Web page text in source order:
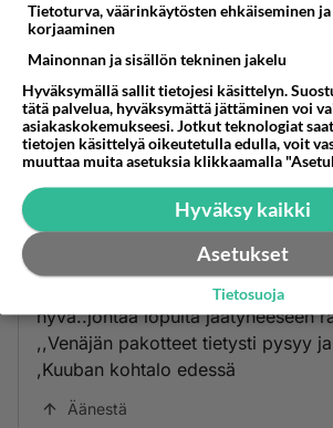
2024-02-27 19:57:01
Makronin ehdotus korean tyylisestä
hyvä..johtaa lopulta jäätyneeseen
,,Venäjän pakotteet tietysti pysyy
,Kuuban kohtalo edessä
Äänestä
Tietoturva, väärinkäytösten ehkäiseminen
korjaaminen
Mainonnan ja sisällön tekninen jakelu
Hyväksymällä sallit tietojesi käsittelyn.
tätä palvelua, hyväksymättä jättäminen voi
asiakaskokemukseesi. Jotkut teknologiat
tietojen käsittelyä oikeutetulla edulla, voit
muuttaa muita asetuksia klikkaamalla
Hyväksy kaikki
Asetukset
Tietosuoja